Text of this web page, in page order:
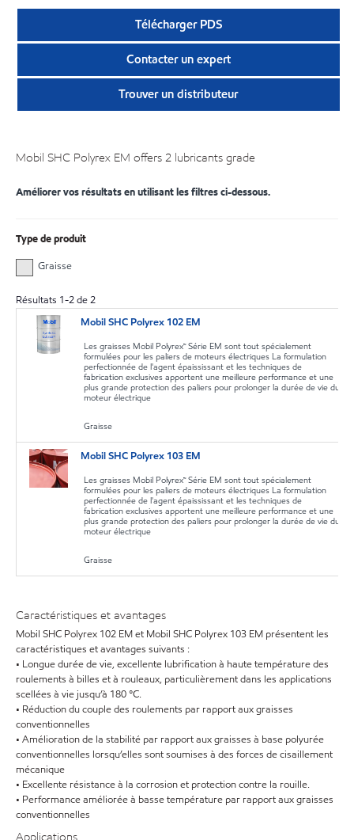
Télécharger PDS
Contacter un expert
Trouver un distributeur
Mobil SHC Polyrex EM offers 2 lubricants grade
Améliorer vos résultats en utilisant les filtres ci-dessous.
Type de produit
Graisse
Résultats 1-2de2
Mobil SHC Polyrex 102 EM
Les graisses Mobil Polyrex™ Série EM sont tout spécialement
formulées pour les paliers de moteurs électriques La formulation
perfectionnée de l'agent épaississant et les techniques de
fabrication exclusives apportent une meilleure performance et une
plus grande protection des paliers pour prolonger la durée de vie du
moteur électrique
Graisse
Mobil SHC Polyrex 103 EM
Les graisses Mobil Polyrex™ Série EM sont tout spécialement
formulées pour les paliers de moteurs électriques La formulation
perfectionnée de l'agent épaississant et les techniques de
fabrication exclusives apportent une meilleure performance et une
plus grande protection des paliers pour prolonger la durée de vie du
moteur électrique
Graisse
Caractéristiques et avantages
Mobil SHC Polyrex 102 EM et Mobil SHC Polyrex 103 EM présentent les
caractéristiques et avantages suivants :
• Longue durée de vie, excellente lubrification à haute température des
roulements à billes et à rouleaux, particulièrement dans les applications
scellées à vie jusqu’à 180 °C.
• Réduction du couple des roulements par rapport aux graisses
conventionnelles
• Amélioration de la stabilité par rapport aux graisses à base polyurée
conventionnelles lorsqu’elles sont soumises à des forces de cisaillement
mécanique
• Excellente résistance à la corrosion et protection contre la rouille.
• Performance améliorée à basse température par rapport aux graisses
conventionnelles